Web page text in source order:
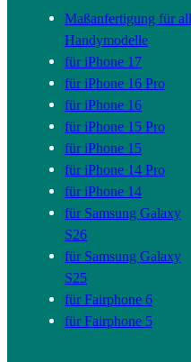
Maßanfertigung für
Handymodelle
für iPhone 17
für iPhone 16 Pro
für iPhone 16
für iPhone 15 Pro
für iPhone 15
für iPhone 14 Pro
für iPhone 14
für Samsung Galaxy
S26
für Samsung Galaxy
S25
für Fairphone 6
für Fairphone 5